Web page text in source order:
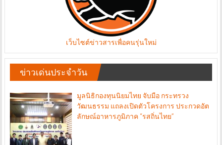
เว็บไซต์ข่าวสารเพื่อคนรุ่นใหม่
ข่าวเด่นประจำวัน
มูลนิธิกองทุนนิยมไทย จับมือ กระทรวง
วัฒนธรรม แถลงเปิดตัวโครงการ ประกวดอัต
ลักษณ์อาหารภูมิภาค “รสถิ่นไทย”